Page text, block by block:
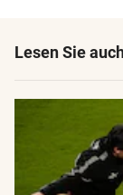
Lesen Sie